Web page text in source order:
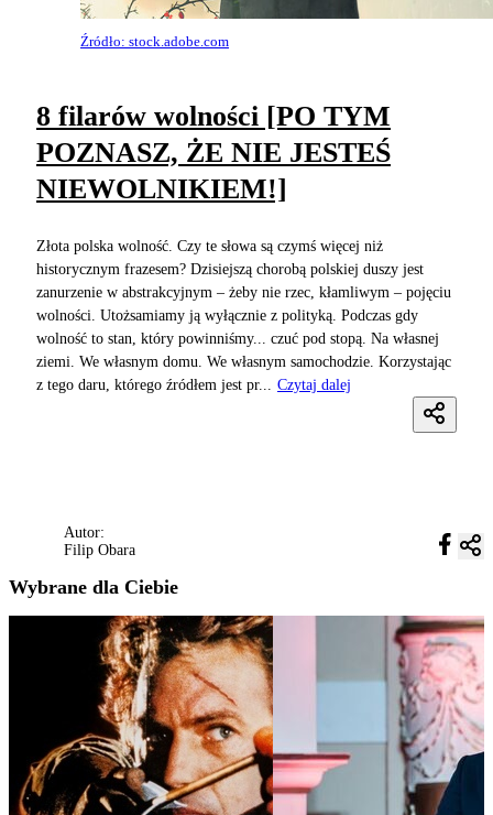
Źródło: stock.adobe.com
8 filarów wolności [PO TYM
POZNASZ, ŻE NIE JESTEŚ
NIEWOLNIKIEM!]
Złota polska wolność. Czy te słowa są czymś więcej niż
historycznym frazesem? Dzisiejszą chorobą polskiej duszy jest
zanurzenie w abstrakcyjnym – żeby nie rzec, kłamliwym – pojęciu
wolności. Utożsamiamy ją wyłącznie z polityką. Podczas gdy
wolność to stan, który powinniśmy... czuć pod stopą. Na własnej
ziemi. We własnym domu. We własnym samochodzie. Korzystając
z tego daru, którego źródłem jest pr... Czytaj dalej
Autor:
Filip Obara
Wybrane dla Ciebie